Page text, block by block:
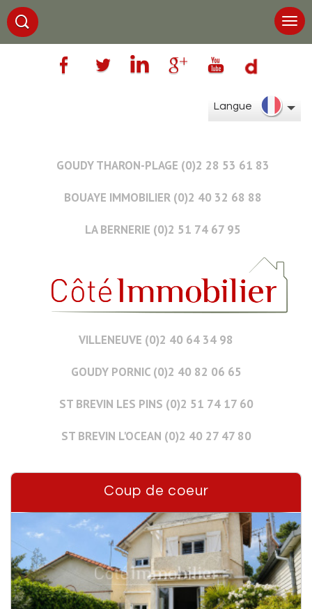
Langue
GOUDY THARON-PLAGE (0)2 28 53 61 83
BOUAYE IMMOBILIER (0)2 40 32 68 88
LA BERNERIE (0)2 51 74 67 95
VILLENEUVE (0)2 40 64 34 98
GOUDY PORNIC (0)2 40 82 06 65
ST BREVIN LES PINS (0)2 51 74 17 60
ST BREVIN L'OCEAN (0)2 40 27 47 80
Coup de coeur